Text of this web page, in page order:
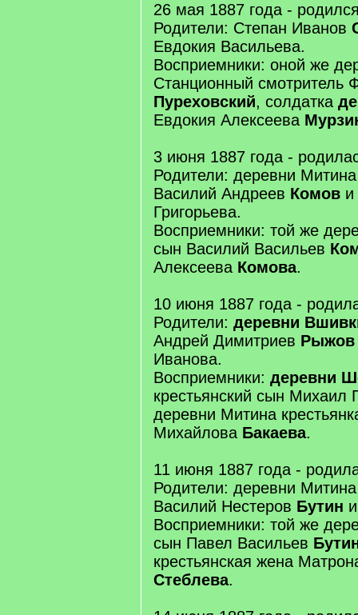
26 мая 1887 года -
Родители: Степан Иванов
Евдокия Васильева.
Восприемники: оной же
Станционный смотритель
Пуреховский, солдатка
Евдокия Алексеева
3 июня 1887 года -
Родители: деревни Митина
Василий Андреев Комов и
Григорьева.
Восприемники: той же
сын Василий Васильев
Алексеева Комова.
10 июня 1887 года -
Родители: деревни
Андрей Димитриев Рыжов
Иванова.
Восприемники: деревни
крестьянский сын Михаил
деревни Митина
Михайлова Бакаева.
11 июня 1887 года -
Родители: деревни Митина
Василий Нестеров Бутин
Восприемники: той же
сын Павел Васильев
крестьянская жена
Стеблева.